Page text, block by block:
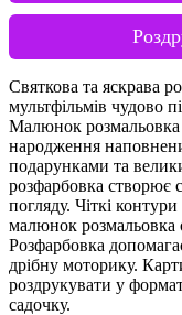
Святкова та яскрава
мультфільмів чудово
Малюнок
народження
подарунками та
розфарбовка створює
погляду. Чіткі
малюнок розмальовка
Розфарбовка
дрібну моторику.
роздрукувати у
садочку.